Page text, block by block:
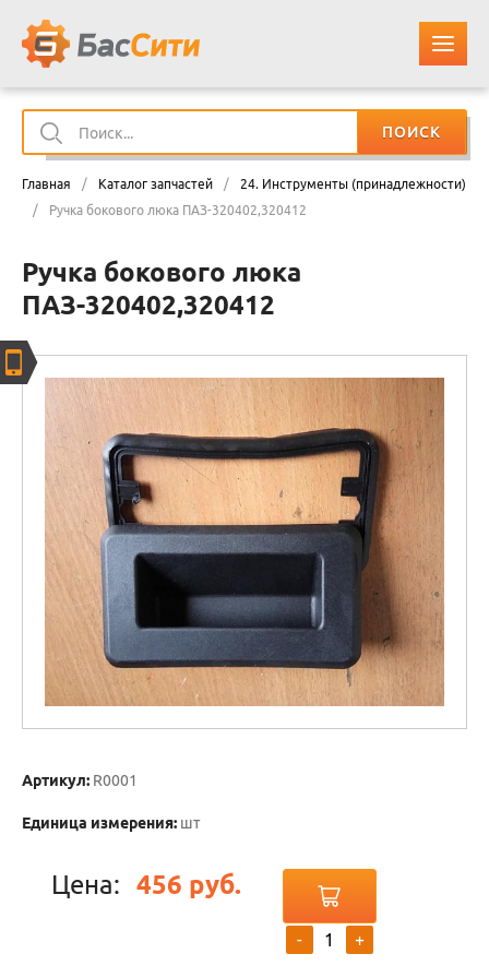
ПОИСК
Главная / Каталог запчастей /
24. Инструменты (принадлежности)
/
Ручка бокового люка ПАЗ-320402,320412
Ручка бокового люка
ПАЗ-320402,320412
Артикул: R0001
Единица измерения: шт
Цена: 456 руб.
- +
КАТАЛОГ ЗАПЧАСТЕЙ
ОПЛАТА И ДОСТАВКА
КОРЗИНА